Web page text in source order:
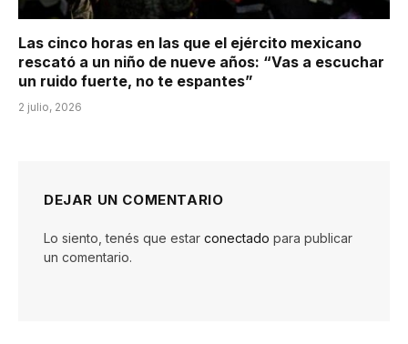
Las cinco horas en las que el ejército mexicano
rescató a un niño de nueve años: “Vas a escuchar
un ruido fuerte, no te espantes”
2 julio, 2026
DEJAR UN COMENTARIO
Lo siento, tenés que estar conectado para publicar
un comentario.